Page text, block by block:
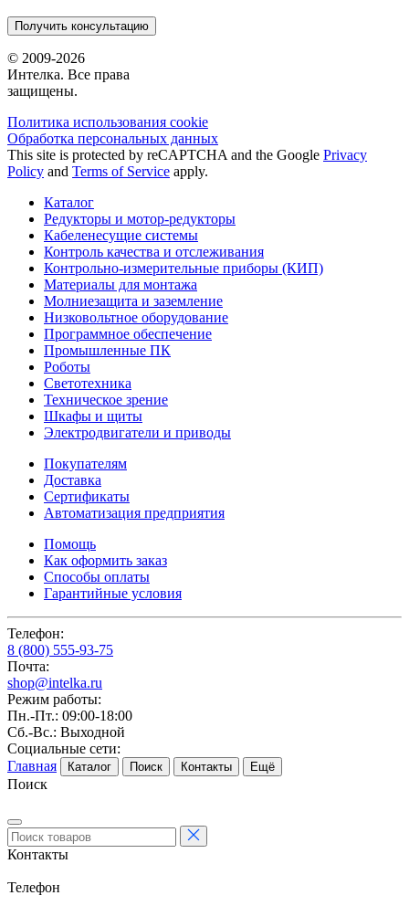
Получить консультацию
© 2009-2026
Интелка. Все права
защищены.
Политика использования сookie
Обработка персональных данных
This site is protected by reCAPTCHA and the Google Privacy
Policy and Terms of Service apply.
Каталог
Редукторы и мотор-редукторы
Кабеленесущие системы
Контроль качества и отслеживания
Контрольно-измерительные приборы (КИП)
Материалы для монтажа
Молниезащита и заземление
Низковольтное оборудование
Программное обеспечение
Промышленные ПК
Роботы
Светотехника
Техническое зрение
Шкафы и щиты
Электродвигатели и приводы
Покупателям
Доставка
Сертификаты
Автоматизация предприятия
Помощь
Как оформить заказ
Способы оплаты
Гарантийные условия
Телефон:
8 (800) 555-93-75
Почта:
shop@intelka.ru
Режим работы:
Пн.-Пт.: 09:00-18:00
Сб.-Вс.: Выходной
Социальные сети:
Главная
Каталог Поиск Контакты Ещё
Поиск
Контакты
Телефон